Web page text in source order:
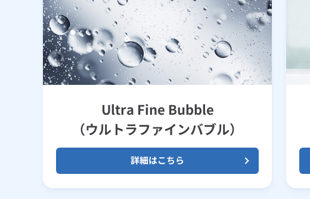
Ultra Fine Bubble
（ウルトラファインバブル）
詳細はこちら